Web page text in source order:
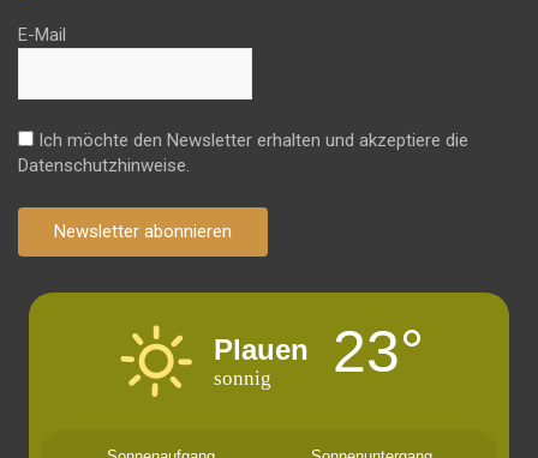
E-Mail
Ich möchte den Newsletter erhalten und akzeptiere die
Datenschutzhinweise.
Newsletter abonnieren
Plauen
sonnig 23°